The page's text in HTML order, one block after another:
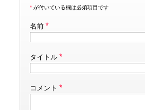
* が付いている欄は必須項目です
名前 *
タイトル *
コメント *